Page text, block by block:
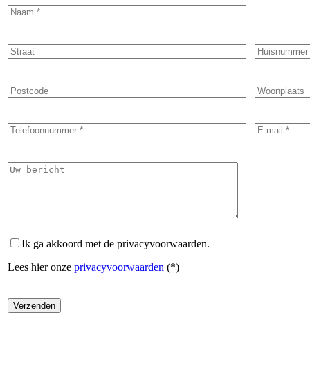
Ik ga akkoord met de privacyvoorwaarden.
Lees hier onze privacyvoorwaarden (*)